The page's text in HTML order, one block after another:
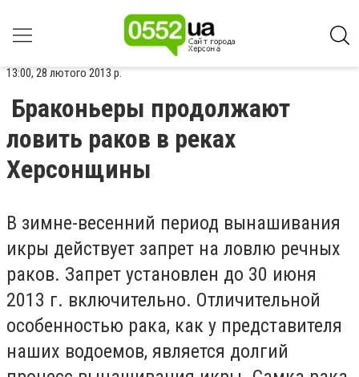
13:00, 28 лютого 2013 р.
Браконьеры продолжают
ловить раков в реках
Херсонщины
В зимне-весенний период вынашивания
икры действует запрет на ловлю речных
раков. Запрет установлен до 30 июня
2013 г. включительно. Отличительной
особенностью рака, как у представителя
наших водоемов, является долгий